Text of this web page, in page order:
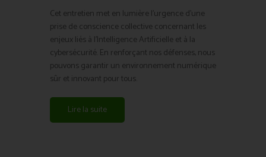
Cet entretien met en lumière l’urgence d’une
prise de conscience collective concernant les
enjeux liés à l’Intelligence Artificielle et à la
cybersécurité. En renforçant nos défenses, nous
pouvons garantir un environnement numérique
sûr et innovant pour tous.
Lire la suite